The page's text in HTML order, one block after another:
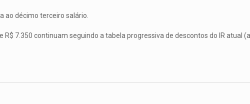
ao décimo terceiro salário.
R$ 7.350 continuam seguindo a tabela progressiva de descontos do IR atual